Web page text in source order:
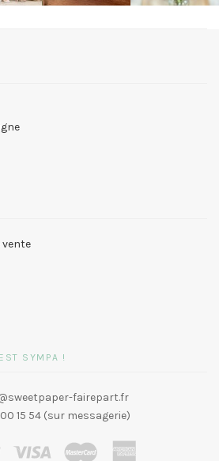
vente
SYMPA !
fairepart.fr
15 54 (sur messagerie)